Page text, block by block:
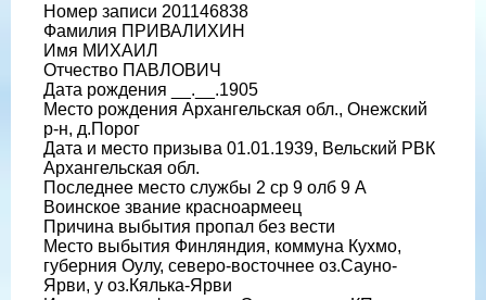
Номер записи 201146838
Фамилия ПРИВАЛИХИН
Имя МИХАИЛ
Отчество ПАВЛОВИЧ
Дата рождения __.__.1905
Место рождения Архангельская обл., Онежский
р-н, д.Порог
Дата и место призыва 01.01.1939, Вельский РВК
Архангельская обл.
Последнее место службы 2 ср 9 олб 9 А
Воинское звание красноармеец
Причина выбытия пропал без вести
Место выбытия Финляндия, коммуна Кухмо,
губерния Оулу, северо-восточнее оз.Сауно-
Ярви, у оз.Кялька-Ярви